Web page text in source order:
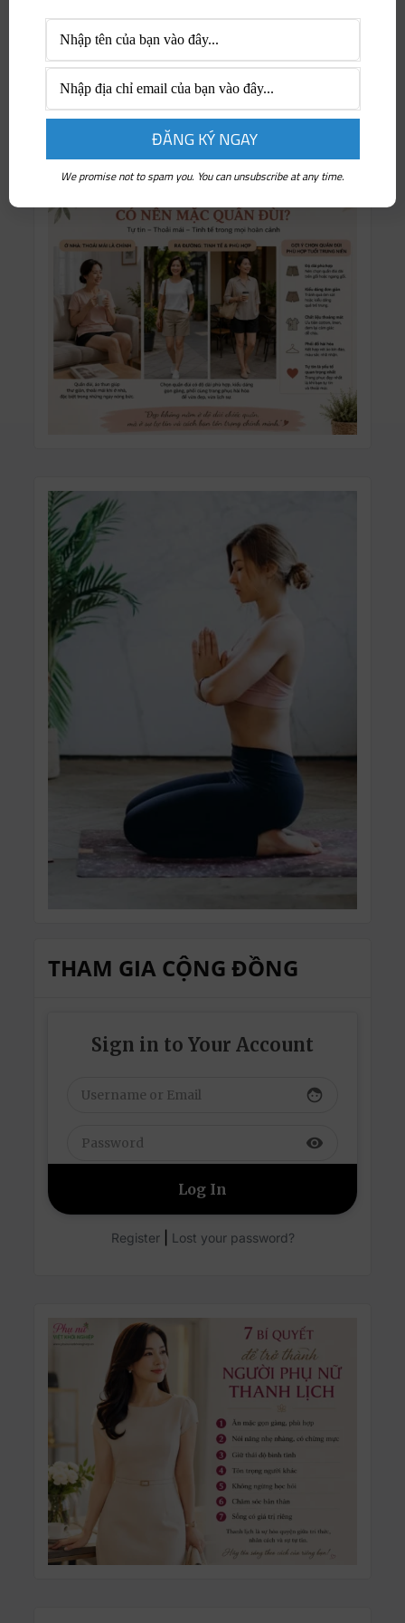
Thịnh hành
Tri thức & Nghệ thuật
Tuyển dụng & Việc làm
THAM GIA CỘNG ĐỒNG
Sign in to Your Account
face
visibility
Register| Lost your password?
We promise not to spam you. You can unsubscribe at any time.